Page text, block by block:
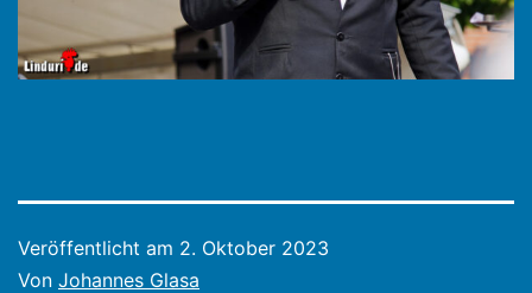
Veröffentlicht am 2. Oktober 2023
Von Johannes Glasa